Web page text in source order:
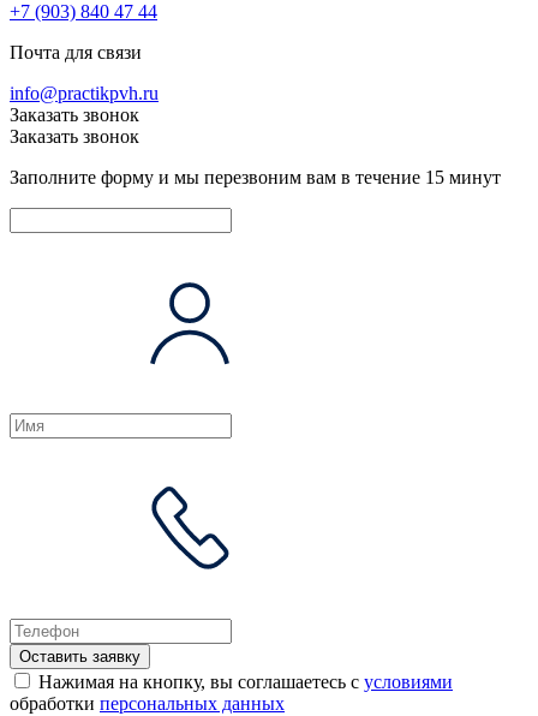
+7 (903) 840 47 44
Почта для связи
info@practikpvh.ru
Заказать звонок
Заказать звонок
Заполните форму и мы перезвоним вам в течение 15 минут
Оставить заявку
Нажимая на кнопку, вы соглашаетесь с условиями
обработки персональных данных